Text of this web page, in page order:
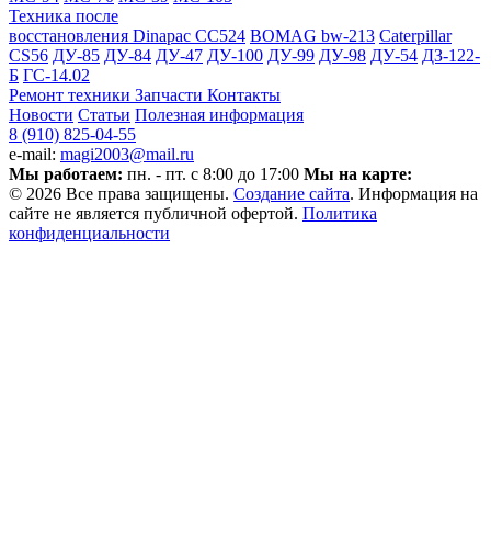
Техника после
восстановления Dinapac СС524 BOMAG bw-213 Caterpillar
CS56 ДУ-85 ДУ-84 ДУ-47 ДУ-100 ДУ-99 ДУ-98 ДУ-54 ДЗ-122-
Б ГС-14.02
Ремонт техники Запчасти Контакты
Новости Статьи Полезная информация
8 (910) 825-04-55
e-mail: magi2003@mail.ru
Мы работаем: пн. - пт. с 8:00 до 17:00 Мы на карте:
© 2026 Все права защищены. Создание сайта. Информация на
сайте не является публичной офертой. Политика
конфиденциальности